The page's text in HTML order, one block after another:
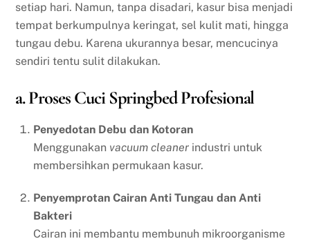
setiap hari. Namun, tanpa disadari, kasur bisa menjadi
tempat berkumpulnya keringat, sel kulit mati, hingga
tungau debu. Karena ukurannya besar, mencucinya
sendiri tentu sulit dilakukan.
a. Proses Cuci Springbed Profesional
Penyedotan Debu dan Kotoran
Menggunakan vacuum cleaner industri untuk
membersihkan permukaan kasur.
Penyemprotan Cairan Anti Tungau dan Anti
Bakteri
Cairan ini membantu membunuh mikroorganisme